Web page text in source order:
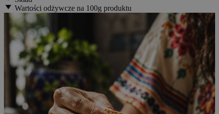
Wartości odżywcze na 100g produktu